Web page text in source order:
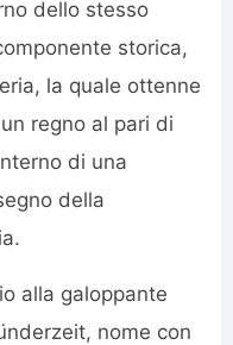
dello stesso
storica,
la quale ottenne
regno al pari di
di una
della
alla galoppante
nome con